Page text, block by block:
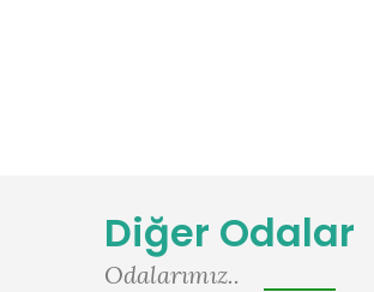
Diğer Odalar
Odalarımız..